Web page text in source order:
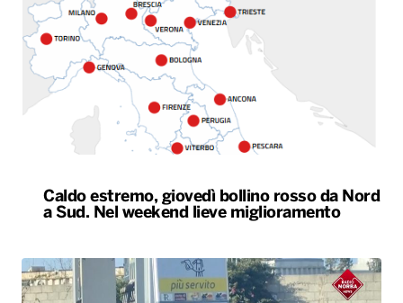
Caldo estremo, giovedì bollino rosso da Nord
a Sud. Nel weekend lieve miglioramento